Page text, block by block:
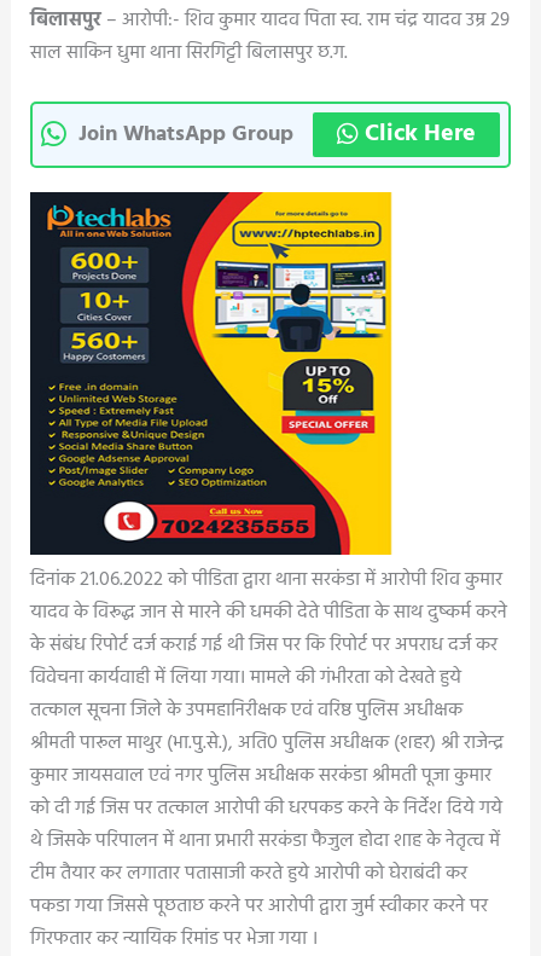
बिलासपुर– आरोपी:- शिव कुमार यादव पिता स्व. राम चंद्र यादव उम्र 29
साल साकिन धुमा थाना सिरगिट्टी बिलासपुर छ.ग.
Join WhatsApp Group Click Here
दिनांक 21.06.2022 को पीडिता द्वारा थाना सरकंडा में आरोपी शिव कुमार
यादव के विरूद्ध जान से मारने की धमकी देते पीडिता के साथ दुष्कर्म करने
के संबंध रिपोर्ट दर्ज कराई गई थी जिस पर कि रिपोर्ट पर अपराध दर्ज कर
विवेचना कार्यवाही में लिया गया। मामले की गंभीरता को देखते हुये
तत्काल सूचना जिले के उपमहानिरीक्षक एवं वरिष्ठ पुलिस अधीक्षक
श्रीमती पारूल माथुर (भा.पु.से.), अति0 पुलिस अधीक्षक (शहर) श्री राजेन्द्र
कुमार जायसवाल एवं नगर पुलिस अधीक्षक सरकंडा श्रीमती पूजा कुमार
को दी गई जिस पर तत्काल आरोपी की धरपकड करने के निर्देश दिये गये
थे जिसके परिपालन में थाना प्रभारी सरकंडा फैजुल होदा शाह के नेतृत्व में
टीम तैयार कर लगातार पतासाजी करते हुये आरोपी को घेराबंदी कर
पकडा गया जिससे पूछताछ करने पर आरोपी द्वारा जुर्म स्वीकार करने पर
गिरफतार कर न्यायिक रिमांड पर भेजा गया ।